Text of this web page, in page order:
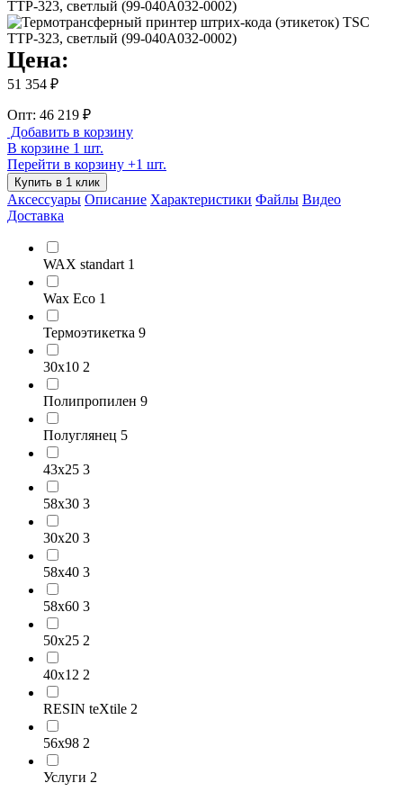
Цена:
51 354 ₽
Опт: 46 219 ₽
Добавить в корзину
В корзине 1 шт.
Перейти в корзину +1 шт.
Купить в 1 клик
Аксессуары Описание Характеристики Файлы Видео
Доставка
WAX standart 1
Wax Eco 1
Термоэтикетка 9
30х10 2
Полипропилен 9
Полуглянец 5
43х25 3
58х30 3
30х20 3
58х40 3
58х60 3
50х25 2
40х12 2
RESIN teXtile 2
56х98 2
Услуги 2